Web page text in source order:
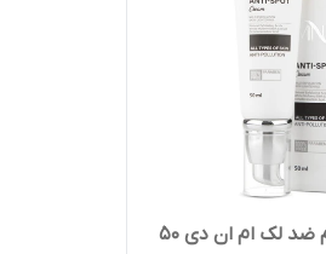
خرید و قیمت کرم ضد لک ام ان دی 50